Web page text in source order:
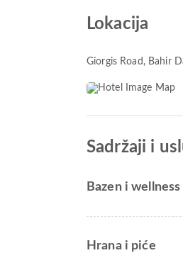
Lokacija
Giorgis Road , Bahir
Sadržaji i
Bazen i wellness
Hrana i piće